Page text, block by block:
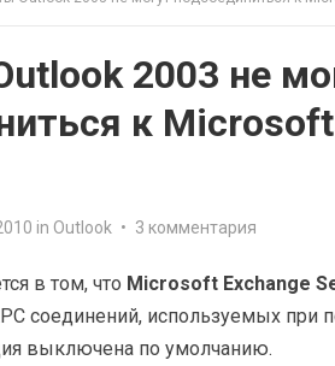
2003 не
к
in Outlook • 3 комментария
в том, что Microsoft Exchange
соединений, используемых при
выключена по умолчанию.